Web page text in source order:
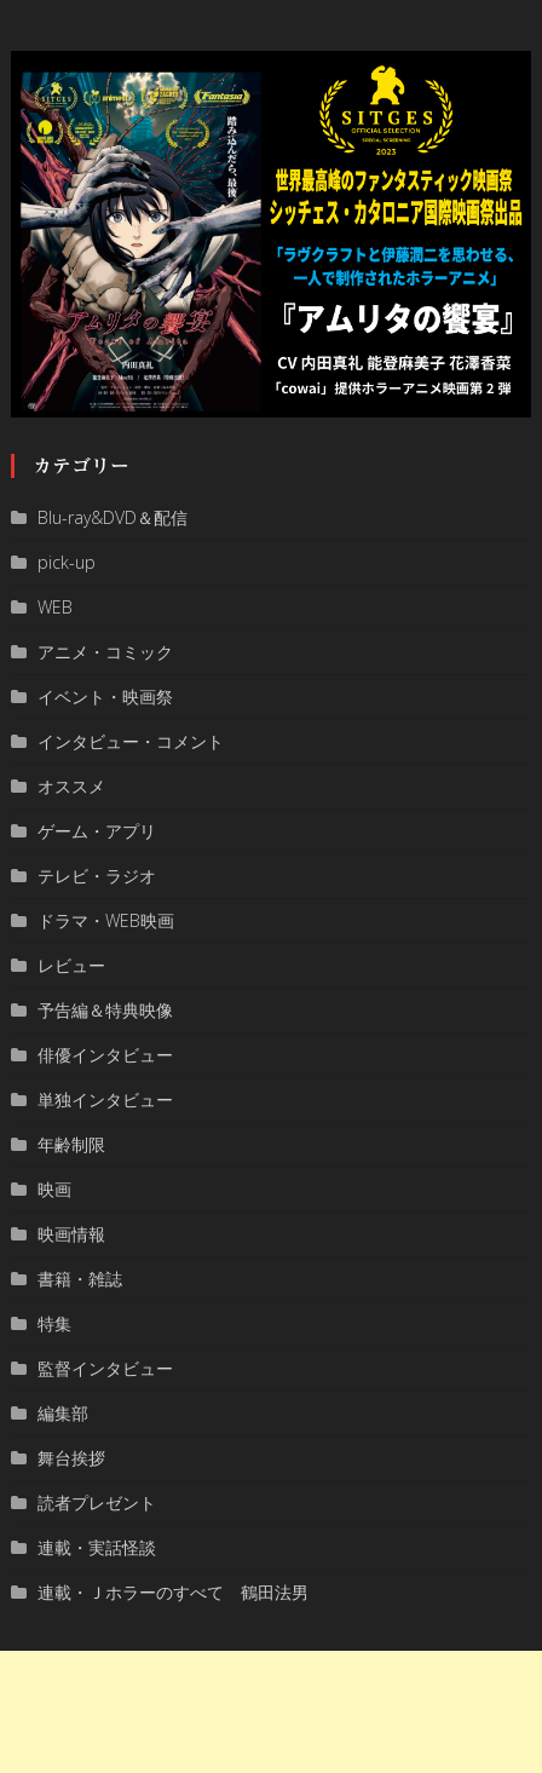
カテゴリー
Blu-ray&DVD＆配信
pick-up
WEB
アニメ・コミック
イベント・映画祭
インタビュー・コメント
オススメ
ゲーム・アプリ
テレビ・ラジオ
ドラマ・WEB映画
レビュー
予告編＆特典映像
俳優インタビュー
単独インタビュー
年齢制限
映画
映画情報
書籍・雑誌
特集
監督インタビュー
編集部
舞台挨拶
読者プレゼント
連載・実話怪談
連載・Ｊホラーのすべて 鶴田法男